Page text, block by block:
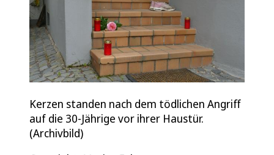
Kerzen standen nach dem tödlichen Angriff
auf die 30-Jährige vor ihrer Haustür.
(Archivbild)